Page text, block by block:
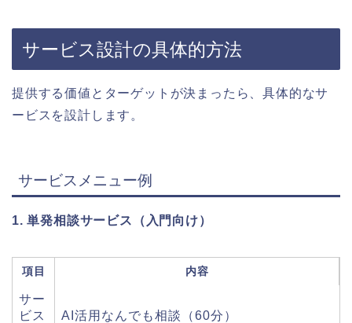
サービス設計の具体的方法
提供する価値とターゲットが決まったら、具体的なサ
ービスを設計します。
サービスメニュー例
1. 単発相談サービス（入門向け）
項目 内容
サー
ビス
AI活用なんでも相談（60分）